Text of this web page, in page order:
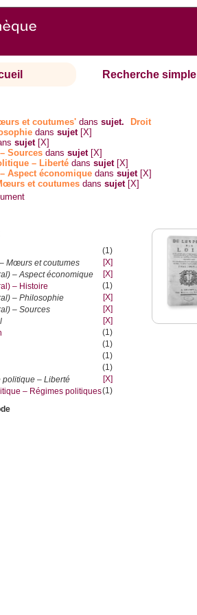
Recherche simple
et coutumes' danssujet.
Droit
danssujet [X]
sujet [X]
Sources danssujet [X]
– Liberté danssujet [X]
Aspect économique danssujet [X]
et coutumes danssujet [X]
(1)
Mœurs et coutumes
[X]
– Aspect économique
[X]
– Histoire
(1)
– Philosophie
[X]
– Sources
[X]
[X]
(1)
(1)
(1)
(1)
politique – Liberté
[X]
– Régimes politiques(1)